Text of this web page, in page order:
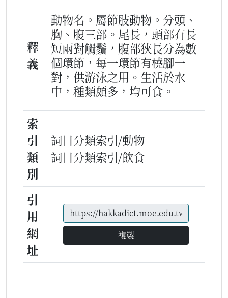
釋
義
動物名。屬節肢動物。分頭、
胸、腹三部。尾長，頭部有長
短兩對觸鬚，腹部狹長分為數
個環節，每一環節有橈腳一
對，供游泳之用。生活於水
中，種類頗多，均可食。
索
引
類
別
詞目分類索引/動物
詞目分類索引/飲食
引
用
網
址
複製